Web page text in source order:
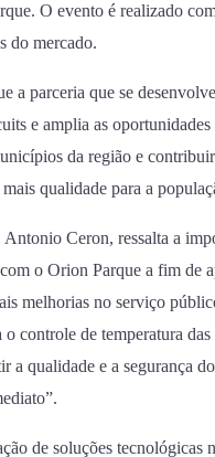
O evento é realizado
do mercado.
a parceria que se
e amplia as
da região e
qualidade para a
Ceron, ressalta a
com o Orion Parque a fim
melhorias no serviço
controle de temperatura
a qualidade e a segurança
de soluções tecnológicas